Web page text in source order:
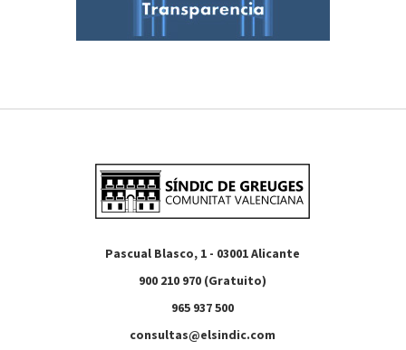
Pascual Blasco, 1 - 03001 Alicante
900 210 970 (Gratuito)
965 937 500
consultas@elsindic.com